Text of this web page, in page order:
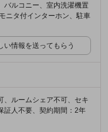
バルコニー、室内洗濯機置
ニタ付インターホン、駐車
い情報を送ってもらう
、ルームシェア不可、セキ
証人不要、契約期間：2年